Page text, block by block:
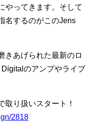
やってきます。そして
名するのがこのJens
きあげられた最新のロ
のアンプやライブ
取り扱いスタート！
2818